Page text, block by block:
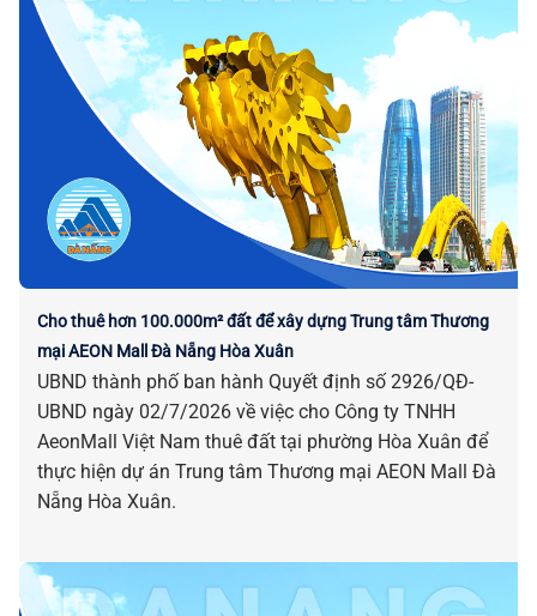
Cho thuê hơn 100.000m² đất để xây dựng Trung tâm Thương
mại AEON Mall Đà Nẵng Hòa Xuân
UBND thành phố ban hành Quyết định số 2926/QĐ-
UBND ngày 02/7/2026 về việc cho Công ty TNHH
AeonMall Việt Nam thuê đất tại phường Hòa Xuân để
thực hiện dự án Trung tâm Thương mại AEON Mall Đà
Nẵng Hòa Xuân.